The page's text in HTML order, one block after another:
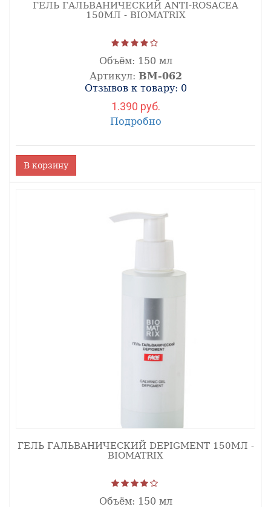
ГЕЛЬ ГАЛЬВАНИЧЕСКИЙ ANTI-ROSACEA
150МЛ - BIOMATRIX
Объём: 150 мл
Артикул: ВМ-062
Отзывов к товару: 0
1.390 руб.
Подробно
В корзину
ГЕЛЬ ГАЛЬВАНИЧЕСКИЙ DEPIGMENT 150МЛ -
BIOMATRIX
Объём: 150 мл